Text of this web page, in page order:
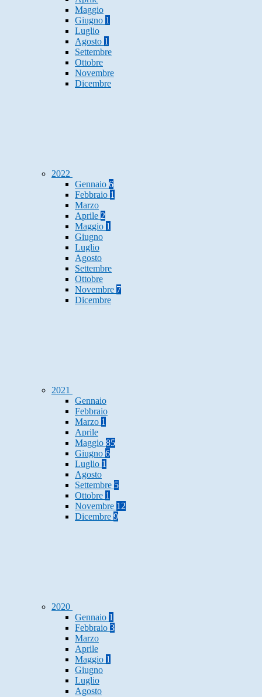
Maggio
Giugno 1
Luglio
Agosto 1
Settembre
Ottobre
Novembre
Dicembre
2022
Gennaio 6
Febbraio 1
Marzo
Aprile 2
Maggio 1
Giugno
Luglio
Agosto
Settembre
Ottobre
Novembre 7
Dicembre
2021
Gennaio
Febbraio
Marzo 1
Aprile
Maggio 85
Giugno 6
Luglio 1
Agosto
Settembre 5
Ottobre 1
Novembre 12
Dicembre 9
2020
Gennaio 1
Febbraio 3
Marzo
Aprile
Maggio 1
Giugno
Luglio
Agosto